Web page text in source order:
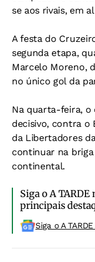
se aos rivais, em
A festa do
segunda etapa,
Marcelo Moreno,
no único gol da
Na quarta-feira, o
decisivo, contra o
da Libertadores
continuar na
continental.
Siga o A TARDE
principais
Siga o A